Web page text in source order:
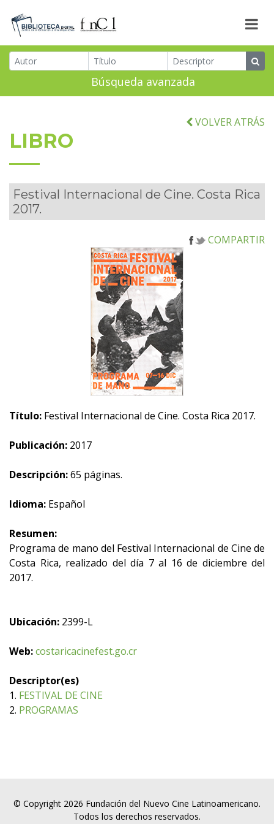
Búsqueda avanzada
VOLVER ATRÁS
LIBRO
Festival Internacional de Cine. Costa Rica
2017.
COMPARTIR
Título: Festival Internacional de Cine. Costa Rica 2017.
Publicación: 2017
Descripción:65 páginas.
Idioma: Español
Resumen:
Programa de mano del Festival Internacional de Cine de
Costa Rica, realizado del día 7 al 16 de diciembre del
2017.
Ubicación: 2399-L
Web:costaricacinefest.go.cr
Descriptor(es)
1. FESTIVAL DE CINE
2. PROGRAMAS
© Copyright 2026 Fundación del Nuevo Cine Latinoamericano.
Todos los derechos reservados.